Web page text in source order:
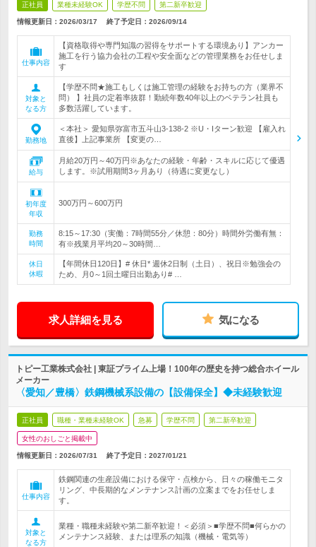
正社員 業種未経験OK 学歴不問 第二新卒歓迎
情報更新日：2026/03/17 終了予定日： 2026/09/14
仕事内容
【資格取得や専門知識の習得をサポートする環境あり】アンカー
施工を行う協力会社の工程や安全面などの管理業務をお任せしま
す
対象と
なる方
【学歴不問★施工もしくは施工管理の経験をお持ちの方（業界不
問） 】社員の定着率抜群！勤続年数40年以上のベテラン社員も
多数活躍しています。
勤務地
＜本社＞ 愛知県弥富市五斗山3-138-2 ※U・Iターン歓迎 【雇入れ
直後】上記事業所 【変更の…
給与
月給20万円～40万円※あなたの経験・年齢・スキルに応じて優遇
します。※試用期間3ヶ月あり（待遇に変更なし）
初年度
年収
300万円～600万円
勤務
時間
8:15～17:30（実働：7時間55分／休憩：80分）時間外労働有無：
有※残業月平均20～30時間…
休日
休暇
【年間休日120日】# 休日* 週休2日制（土日）、祝日※勉強会の
ため、月0～1回土曜日出勤あり# …
求人詳細を見る 気になる
トピー工業株式会社 | 東証プライム上場！100年の歴史を持つ総合ホイール
メーカー
〈愛知／豊橋〉鉄鋼機械系設備の【設備保全】◆未経験歓迎
正社員 職種・業種未経験OK 急募 学歴不問 第二新卒歓迎
女性のおしごと掲載中
情報更新日：2026/07/31 終了予定日： 2027/01/21
仕事内容
鉄鋼関連の生産設備における保守・点検から、日々の稼働モニタ
リング、中長期的なメンテナンス計画の立案までをお任せしま
す。
対象と
なる方
業種・職種未経験や第二新卒歓迎！＜必須＞■学歴不問■何らかの
メンテナンス経験、または理系の知識（機械・電気等）